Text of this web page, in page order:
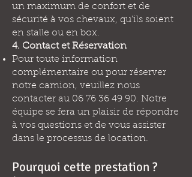
un maximum de confort et de
sécurité à vos chevaux, qu'ils soient
en stalle ou en box.
4. Contact et Réservation
Pour toute information
complémentaire ou pour réserver
notre camion, veuillez nous
contacter au 06 76 36 49 90. Notre
équipe se fera un plaisir de répondre
à vos questions et de vous assister
dans le processus de location.
Pourquoi cette prestation ?